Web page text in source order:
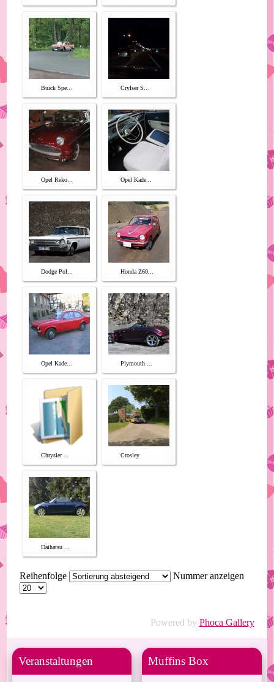
Buick Spe... Crylser S...
Opel Reko... Opel Kade...
Dodge Pol... Honda Z60...
Opel Kade... Plymouth ...
Chrysler ... Crosley
Daihatsu ...
Reihenfolge Nummer anzeigen
Powered by Phoca Gallery
Veranstaltungen Muffins Box